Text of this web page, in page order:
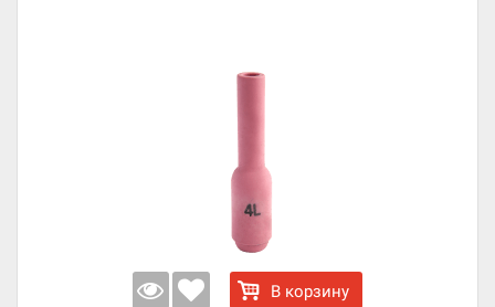
В корзину